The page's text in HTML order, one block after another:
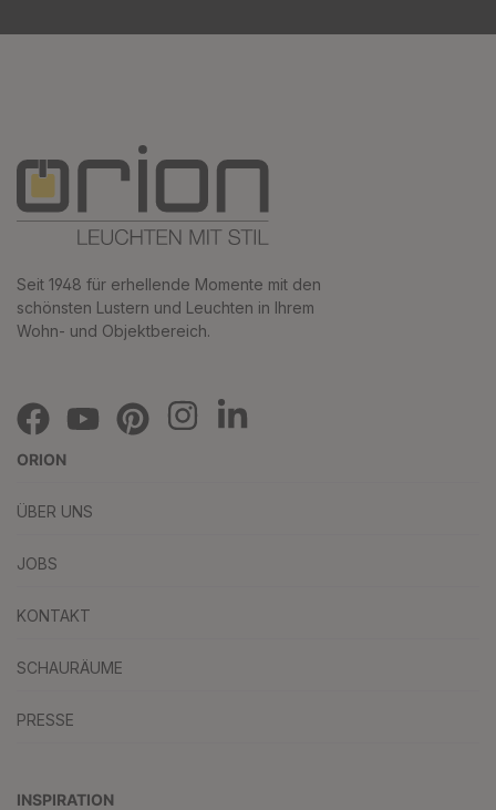
Seit 1948 für erhellende Momente mit den
schönsten Lustern und Leuchten in Ihrem
Wohn- und Objektbereich.
ORION
ÜBER UNS
JOBS
KONTAKT
SCHAURÄUME
PRESSE
INSPIRATION